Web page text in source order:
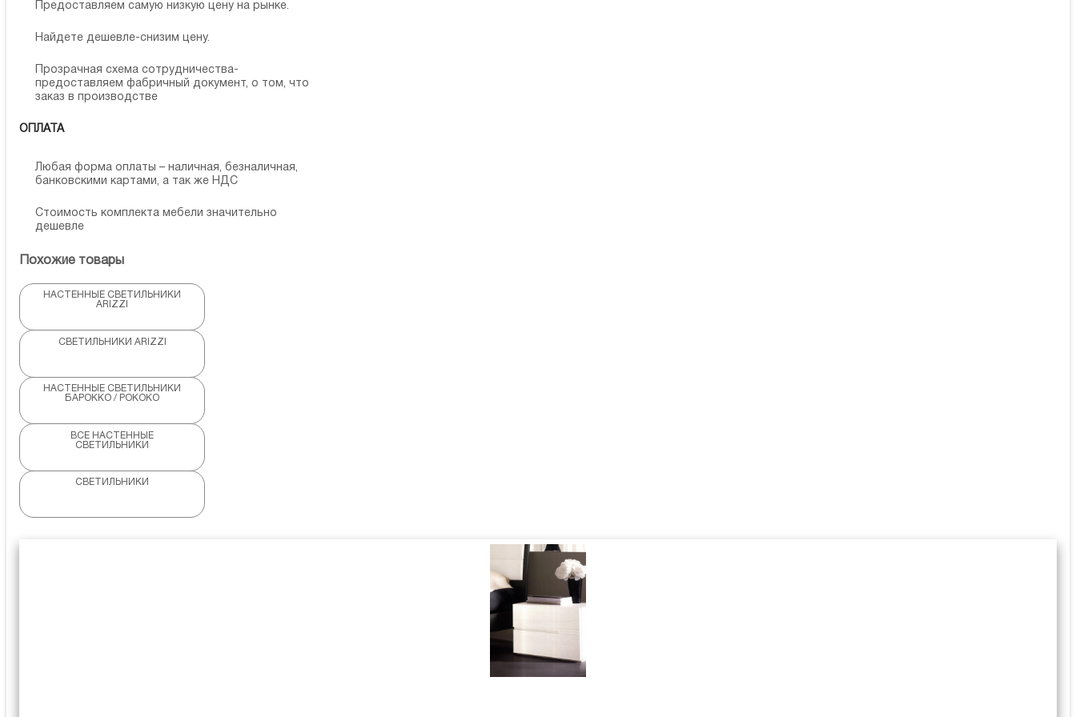
Предоставляем самую низкую цену на рынке.
Найдете дешевле-снизим цену.
Прозрачная схема сотрудничества-
предоставляем фабричный документ, о том, что
заказ в производстве
ОПЛАТА
Любая форма оплаты – наличная, безналичная,
банковскими картами, а так же НДС
Стоимость комплекта мебели значительно
дешевле
Похожие товары
НАСТЕННЫЕ СВЕТИЛЬНИКИ
ARIZZI
СВЕТИЛЬНИКИ ARIZZI
НАСТЕННЫЕ СВЕТИЛЬНИКИ
БАРОККО / РОКОКО
ВСЕ НАСТЕННЫЕ
СВЕТИЛЬНИКИ
СВЕТИЛЬНИКИ